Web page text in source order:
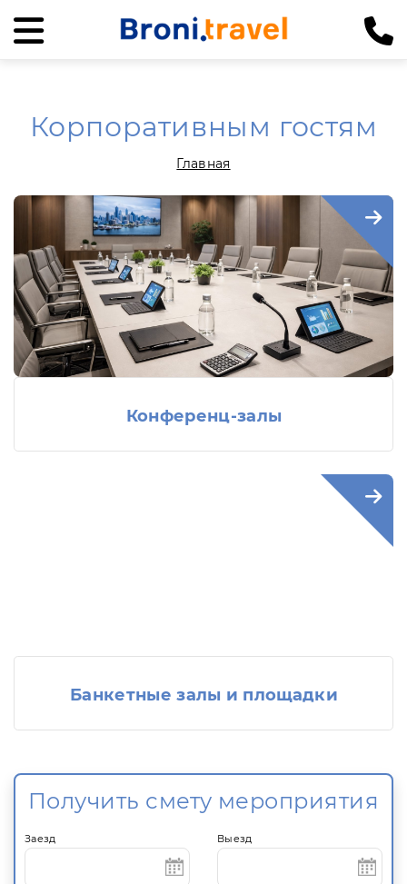
Корпоративным гостям
Главная
Конференц-залы
Банкетные залы и площадки
Получить смету мероприятия
Заезд Выезд